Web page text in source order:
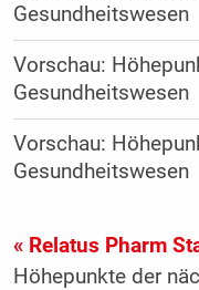
Gesundheitswesen
Vorschau:
Gesundheitswesen
Vorschau:
Gesundheitswesen
« Relatus Pharm
Höhepunkte der